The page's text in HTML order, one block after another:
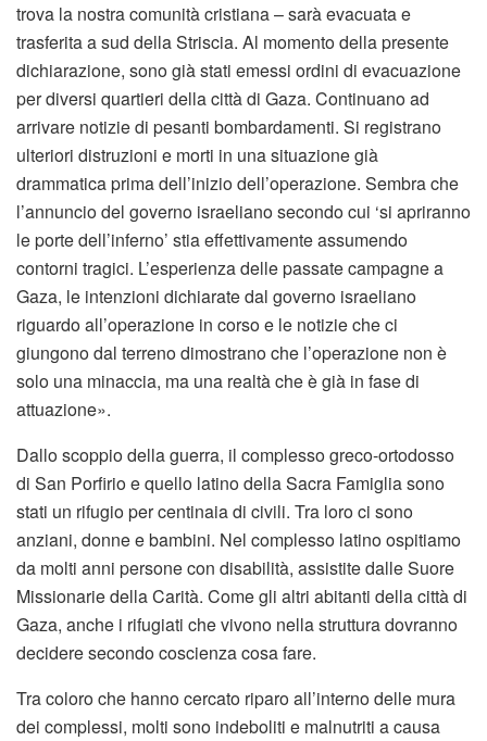
trova la nostra comunità cristiana – sarà evacuata e
trasferita a sud della Striscia. Al momento della presente
dichiarazione, sono già stati emessi ordini di evacuazione
per diversi quartieri della città di Gaza. Continuano ad
arrivare notizie di pesanti bombardamenti. Si registrano
ulteriori distruzioni e morti in una situazione già
drammatica prima dell’inizio dell’operazione. Sembra che
l’annuncio del governo israeliano secondo cui ‘si apriranno
le porte dell’inferno’ stia effettivamente assumendo
contorni tragici. L’esperienza delle passate campagne a
Gaza, le intenzioni dichiarate dal governo israeliano
riguardo all’operazione in corso e le notizie che ci
giungono dal terreno dimostrano che l’operazione non è
solo una minaccia, ma una realtà che è già in fase di
attuazione».
Dallo scoppio della guerra, il complesso greco-ortodosso
di San Porfirio e quello latino della Sacra Famiglia sono
stati un rifugio per centinaia di civili. Tra loro ci sono
anziani, donne e bambini. Nel complesso latino ospitiamo
da molti anni persone con disabilità, assistite dalle Suore
Missionarie della Carità. Come gli altri abitanti della città di
Gaza, anche i rifugiati che vivono nella struttura dovranno
decidere secondo coscienza cosa fare.
Tra coloro che hanno cercato riparo all’interno delle mura
dei complessi, molti sono indeboliti e malnutriti a causa